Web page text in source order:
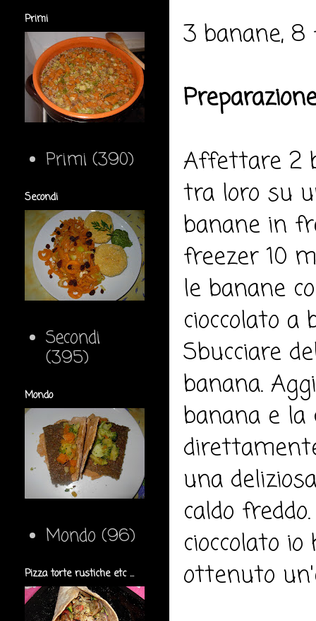
3 banane, 8
Affettare 2
tra loro su
banane in
freezer 10
le banane
cioccolato a
Sbucciare
banana.
banana e la
una
caldo
cioccolato
ottenuto
Primi
Primi (390)
Secondi
Secondi
(395)
Mondo
Mondo (96)
Pizza torte rustiche etc ...